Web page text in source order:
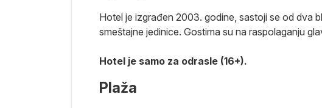
Hotel je izgrađen 2003. godine, sastoji se od dva
smeštajne jedinice. Gostima su na raspolaganju
Hotel je samo za odrasle (16+).
Plaža